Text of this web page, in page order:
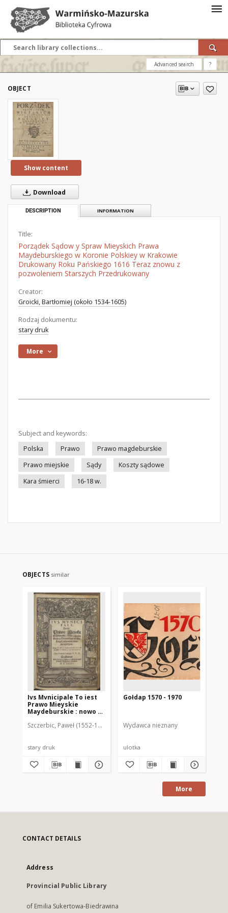
Advanced search ?
OBJECT
Show content
Download
DESCRIPTION INFORMATION
Title:
Porządek Sądow y Spraw Mieyskich Prawa
Maydeburskiego w Koronie Polskiey w Krakowie
Drukowany Roku Pańskiego 1616 Teraz znowu z
pozwoleniem Starszych Przedrukowany
Creator:
Groicki, Bartłomiej (około 1534-1605)
Rodzaj dokumentu:
stary druk
More
Subject and keywords:
Polska
Prawo
Prawo magdeburskie
Prawo miejskie
Sądy
Koszty sądowe
Kara śmierci
16-18 w.
OBJECTS similar
Ivs Mvnicipale To iest
Prawo Mieyskie
Maydeburskie : nowo z
Niemieckiego na Polski
Szczerbic, Paweł (1552-1609). Tłumacz
stary druk
Gołdap 1570 - 1970
Wydawca nieznany
ulotka
More
CONTACT DETAILS
Address
Provincial Public Library
of Emilia Sukertowa-Biedrawina